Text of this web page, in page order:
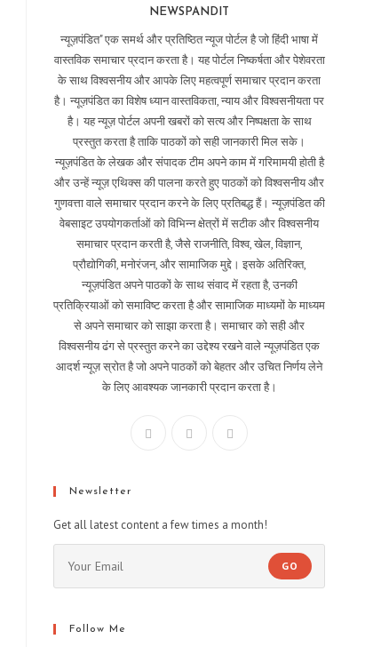
NEWSPANDIT
न्यूज़पंडित" एक समर्थ और प्रतिष्ठित न्यूज पोर्टल है जो हिंदी भाषा में
वास्तविक समाचार प्रदान करता है। यह पोर्टल निष्कर्षता और पेशेवरता
के साथ विश्वसनीय और आपके लिए महत्वपूर्ण समाचार प्रदान करता
है। न्यूज़पंडित का विशेष ध्यान वास्तविकता, न्याय और विश्वसनीयता पर
है। यह न्यूज़ पोर्टल अपनी खबरों को सत्य और निष्पक्षता के साथ
प्रस्तुत करता है ताकि पाठकों को सही जानकारी मिल सके।
न्यूज़पंडित के लेखक और संपादक टीम अपने काम में गरिमामयी होती है
और उन्हें न्यूज़ एथिक्स की पालना करते हुए पाठकों को विश्वसनीय और
गुणवत्ता वाले समाचार प्रदान करने के लिए प्रतिबद्ध हैं। न्यूज़पंडित की
वेबसाइट उपयोगकर्ताओं को विभिन्न क्षेत्रों में सटीक और विश्वसनीय
समाचार प्रदान करती है, जैसे राजनीति, विश्व, खेल, विज्ञान,
प्रौद्योगिकी, मनोरंजन, और सामाजिक मुद्दे। इसके अतिरिक्त,
न्यूज़पंडित अपने पाठकों के साथ संवाद में रहता है, उनकी
प्रतिक्रियाओं को समाविष्ट करता है और सामाजिक माध्यमों के माध्यम
से अपने समाचार को साझा करता है। समाचार को सही और
विश्वसनीय ढंग से प्रस्तुत करने का उद्देश्य रखने वाले न्यूज़पंडित एक
आदर्श न्यूज़ स्रोत है जो अपने पाठकों को बेहतर और उचित निर्णय लेने
के लिए आवश्यक जानकारी प्रदान करता है।
Newsletter
Get all latest content a few times a month!
GO
Follow Me